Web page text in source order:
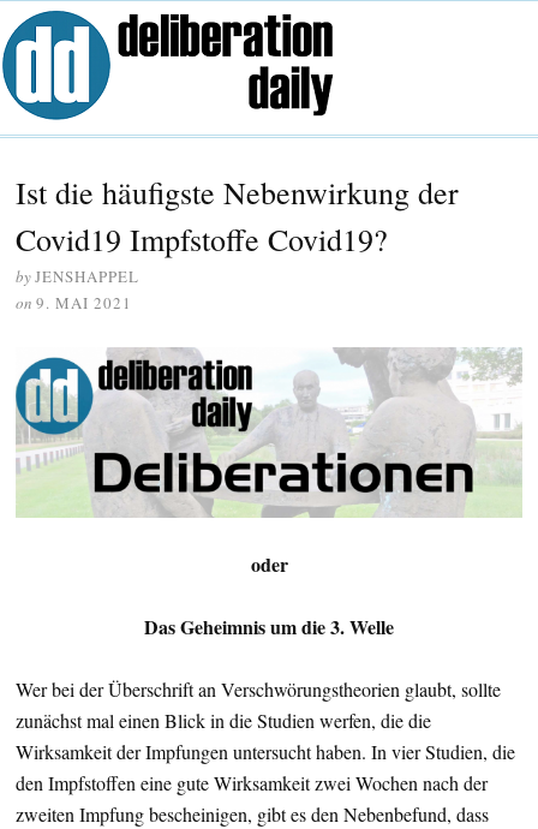
Ist die häufigste Nebenwirkung der
Covid19 Impfstoffe Covid19?
byJENSHAPPEL
on 9. MAI 2021
oder
Das Geheimnis um die 3. Welle
Wer bei der Überschrift an Verschwörungstheorien glaubt, sollte
zunächst mal einen Blick in die Studien werfen, die die
Wirksamkeit der Impfungen untersucht haben. In vier Studien, die
den Impfstoffen eine gute Wirksamkeit zwei Wochen nach der
zweiten Impfung bescheinigen, gibt es den Nebenbefund, dass